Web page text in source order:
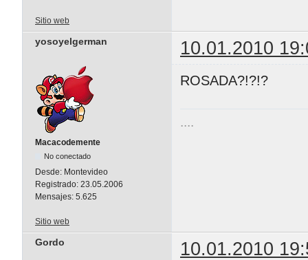
Sitio web
yosoyelgerman 10.01.2010
Macacodemente
No conectado
Desde: Montevideo
Registrado: 23.05.2006
Mensajes: 5.625
ROSADA?!?!?
....
Sitio web
Gordo 10.01.2010